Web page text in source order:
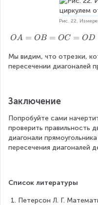
Рис. 22.
O
=
O
O
C
=
O
D
OA = OB = OC = OD
Мы видим, что отрезки,
пересечении диагоналей
Заключение
Попробуйте сами
проверить правильность
диагонали
пересечения диагоналей
Список литературы
Петерсон Л. Г.